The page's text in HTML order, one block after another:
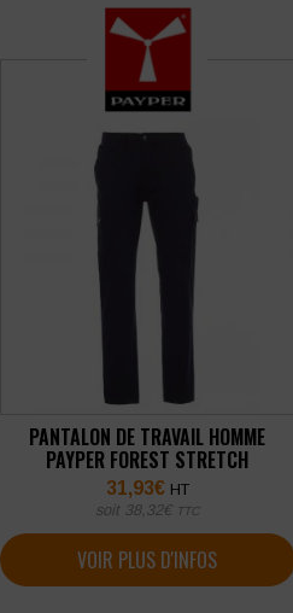
PANTALON DE TRAVAIL HOMME
PAYPER FOREST STRETCH
31,93€ HT
soit 38,32€ TTC
VOIR PLUS D'INFOS